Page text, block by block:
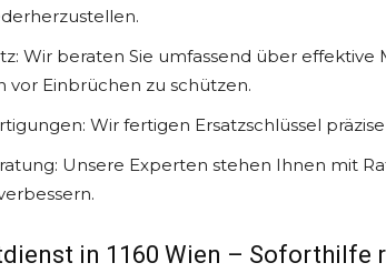
Wir beraten Sie umfassend über
vor Einbrüchen zu schützen.
Wir fertigen Ersatzschlüssel
Unsere Experten stehen Ihnen mit
in 1160 Wien – Soforthilfe